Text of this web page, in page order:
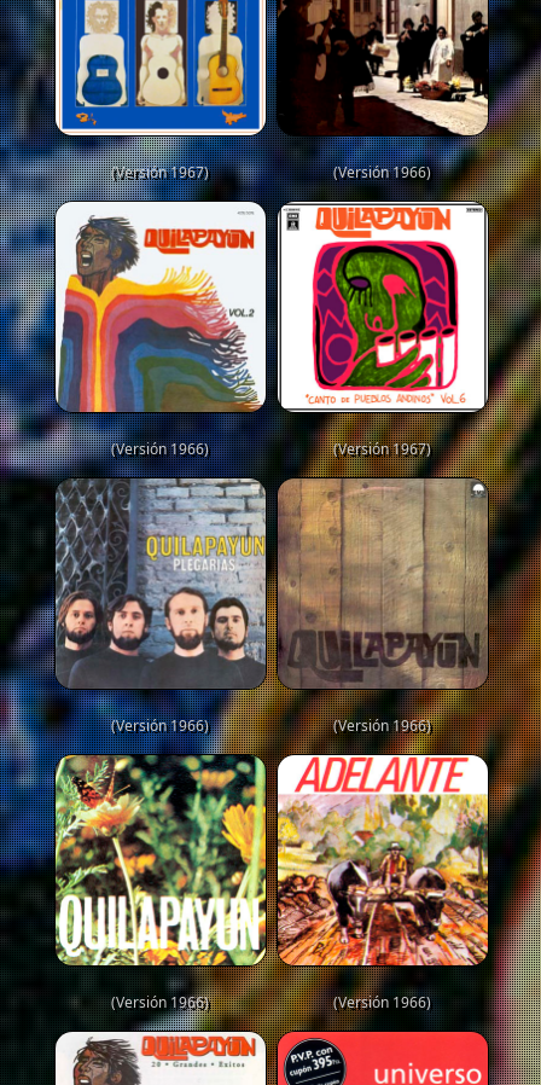
(Versión 1967) (Versión 1966)
(Versión 1966) (Versión 1967)
(Versión 1966) (Versión 1966)
(Versión 1966) (Versión 1966)